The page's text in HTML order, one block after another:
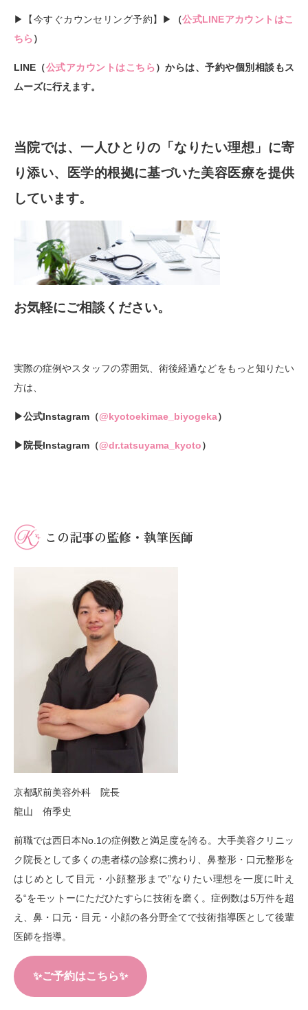
▶︎【今すぐカウンセリング予約】▶︎ （公式LINEアカウントはこ
ちら）
LINE（公式アカウントはこちら）からは、予約や個別相談もス
ムーズに行えます。
当院では、一人ひとりの「なりたい理想」に寄
り添い、医学的根拠に基づいた美容医療を提供
しています。
お気軽にご相談ください。
実際の症例やスタッフの雰囲気、術後経過などをもっと知りたい
方は、
▶︎公式Instagram（@kyotoekimae_biyogeka）
▶︎院長Instagram（@dr.tatsuyama_kyoto）
この記事の監修・執筆医師
京都駅前美容外科 院長
龍山 侑季史
前職では西日本No.1の症例数と満足度を誇る。大手美容クリニッ
ク院長として多くの患者様の診察に携わり、鼻整形・口元整形を
はじめとして目元・小顔整形まで”なりたい理想を一度に叶え
る“をモットーにただひたすらに技術を磨く。症例数は5万件を超
え、鼻・口元・目元・小顔の各分野全てで技術指導医として後輩
医師を指導。
✨ご予約はこちら✨